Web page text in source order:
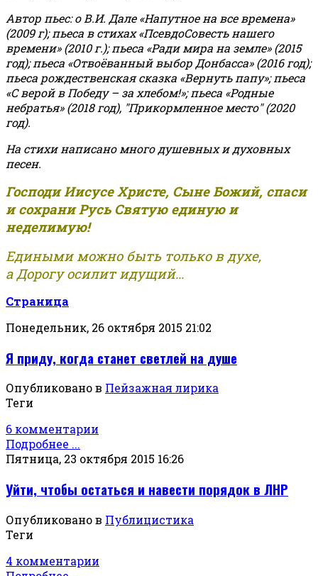
Автор пьес: о В.И. Дале «Напутное на все времена»
(2009 г); пьеса в стихах «ПсевдоСовесть нашего
времени» (2010 г.); пьеса «Ради мира на земле» (2015
год); пьеса «Отвоёванный выбор Донбасса» (2016 год);
пьеса рождественская сказка «Вернуть папу»; пьеса
«С верой в Победу – за хлебом!»;пьеса «Родные
небратья» (2018 год), "Прикормленное место" (2020
год).
На стихи написано много душевных и духовных
песен.
Господи Иисусе Христе, Сыне Божий, спаси
и сохрани Русь Святую единую и
неделимую!
Едиными можно быть только в духе,
а Дорогу осилит идущий...
Страница
Понедельник, 26 октября 2015 21:02
Я приду, когда станет светлей на душе
Опубликовано в Пейзажная лирика
Теги
6 комментарии
Подробнее ...
Пятница, 23 октября 2015 16:26
Уйти, чтобы остаться и навести порядок в ЛНР
Опубликовано в Публицистика
Теги
4 комментарии